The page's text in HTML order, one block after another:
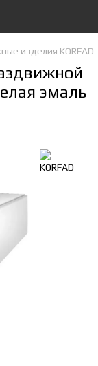
изделия KORFAD
эмаль